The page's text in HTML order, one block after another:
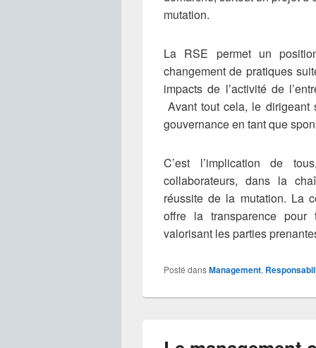
mutation.
La RSE permet un
changement de pratiques
impacts de l’activité de
Avant tout cela, le dirigeant
gouvernance en tant que
C’est l’implication de
collaborateurs, dans la
réussite de la mutation. La
offre la transparence pour
valorisant les parties
Posté dansManagement,